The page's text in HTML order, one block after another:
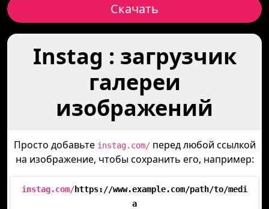
Скачать
Instag : загрузчик
галереи
изображений
Просто добавьте instag.com/перед любой ссылкой
на изображение, чтобы сохранить его, например:
instag.com/https://www.example.com/path/to/medi
a